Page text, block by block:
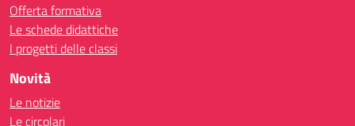
Offerta formativa
Le schede didattiche
I progetti delle classi
Novità
Le notizie
Le circolari